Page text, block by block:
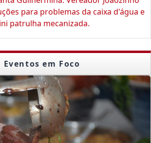
para problemas da caixa d'água e
patrulha mecanizada.
Eventos em Foco